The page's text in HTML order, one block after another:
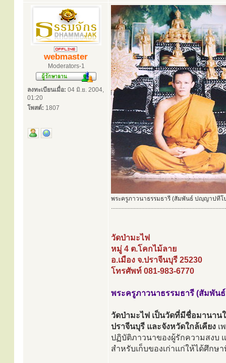
webmaster
Moderators-1
ลงทะเบียนเมื่อ: 04 มิ.ย. 2004,
01:20
โพสต์: 1807
พระครูภาวนาธรรมธารี (สัมพันธ์ ปญฺญาปทีโ
............................................................................
วัดป่ามะไฟ
หมู่ 4 ต.โคกไม้ลาย
อ.เมือง จ.ปราจีนบุรี 25230
โทรศัพท์ 081-983-6770
พระครูภาวนาธรรมธารี (สัมพัน
วัดป่ามะไฟ เป็นวัดที่มีชื่อมานาน
ปราจีนบุรี และจังหวัดใกล้เคียง เ
ปฏิบัติภาวนาของผู้รักความสงบ
สำหรับเก็บของเก่าแก่ให้ได้ศึกษ